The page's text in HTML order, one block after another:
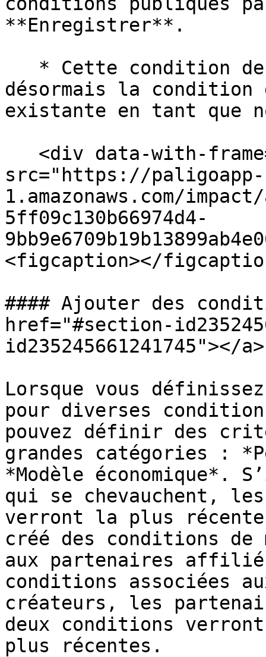
**Enregistrer**.
désormais la condition
existante en tant que
src="https://paligoapp-
1.amazonaws.com/
5ff09c130b66974d4-
<figcaption></
#### Ajouter des
href="#section-
id235245661241745"></a>
Lorsque vous
pour diverses
pouvez définir des
grandes catégories :
*Modèle économique*.
qui se chevauchent,
verront la plus
créé des conditions de
aux partenaires
conditions associées
créateurs, les
deux conditions
plus récentes.